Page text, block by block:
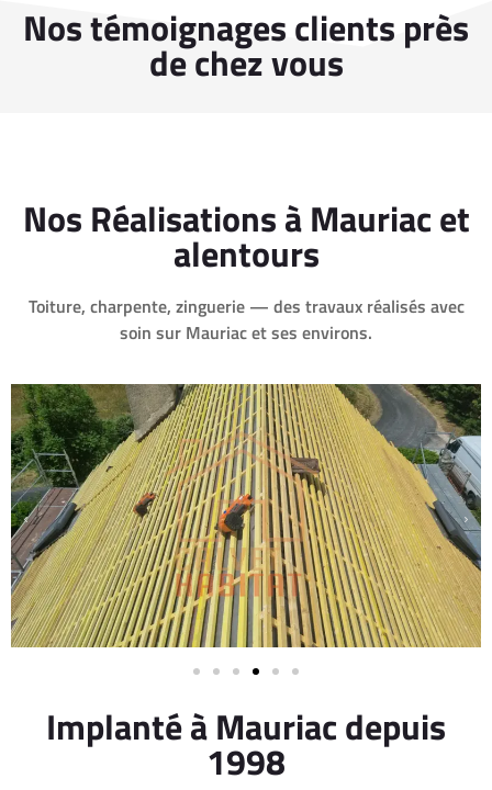
Nos témoignages clients près
de chez vous
Nos Réalisations à Mauriac et
alentours
Toiture, charpente, zinguerie — des travaux réalisés avec
soin sur Mauriac et ses environs.
Implanté à Mauriac depuis
1998